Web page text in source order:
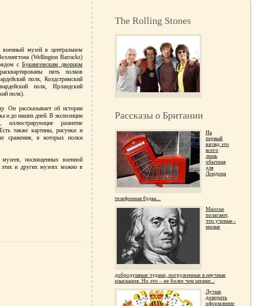
музей в центральном
(Wellington Barracks)
сБукингемским дворцом
пять полков
полк, Колдстримский
полк, Ирландский
полк).
Он рассказывает об истории
и до наших дней. В экспозиции
иллюстрирующие развитие
также картины, рисунки и
сражения, в которых полки
музеев, посвященных военной
этих и других музеях можно в
The Rolling Stones
Рассказы о Британии
На
первый
взгляд это
всего
лишь
обычная
для
Лондона
телефонная будка...
Многие
полагают,
что ученые -
милые
добродушные чудаки, погруженные в научные
изыскания. Но это – не более чем штамп...
Лучше
доверить
оформление